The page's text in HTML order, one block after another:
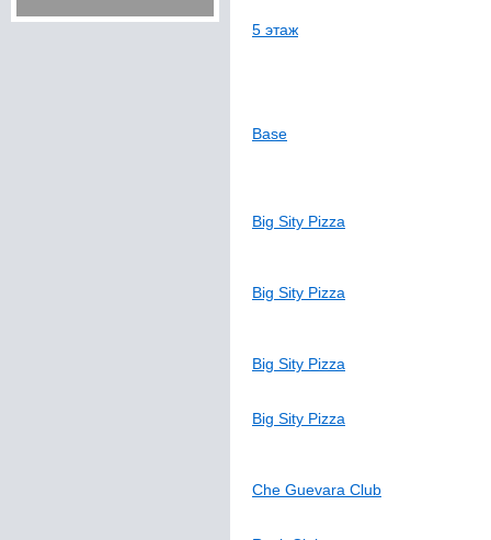
5 этаж
Base
Big Sity Pizza
Big Sity Pizza
Big Sity Pizza
Big Sity Pizza
Che Guevara Club